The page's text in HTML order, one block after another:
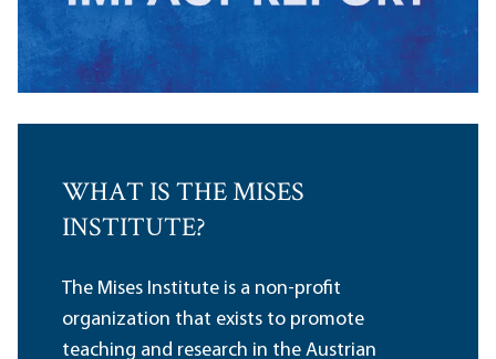
WHAT IS THE MISES
INSTITUTE?
The Mises Institute is a non-profit
organization that exists to promote
teaching and research in the Austrian